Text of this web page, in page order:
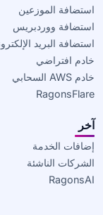
استضافة الموزعين
استضافة ووردبريس
استضافة البريد
خادم افتراضي
خادم AWS السحابي
RagonsFlare
آخر
إضافات الخدمة
الشركات الناشئة
RagonsAI